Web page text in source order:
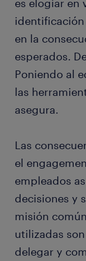
es elogiar en
en la
esperados.
Poniendo al
las
asegura.
Las
el
empleados
decisiones y
misión
utilizadas
delegar y